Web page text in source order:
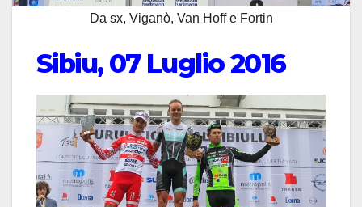
Da sx, Viganò, Van Hoff e Fortin
Sibiu, 07 Luglio 2016